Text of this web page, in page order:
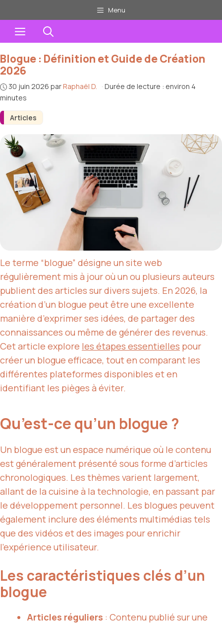
au
contenu
Menu
Menu
Articles
Blogue : Définition et Guide de Création
2026
30 juin 2026 parRaphaël D. · Durée de lecture : environ 4
minutes
Le terme “blogue” désigne un site web
régulièrement mis à jour où un ou plusieurs auteurs
publient des articles sur divers sujets. En 2026, la
création d’un blogue peut être une excellente
manière d’exprimer ses idées, de partager des
connaissances ou même de générer des revenus.
Cet article explore les étapes essentielles pour
créer un blogue efficace, tout en comparant les
différentes plateformes disponibles et en
identifiant les pièges à éviter.
Qu’est-ce qu’un blogue ?
Un blogue est un espace numérique où le contenu
est généralement présenté sous forme d’articles
chronologiques. Les thèmes varient largement,
allant de la cuisine à la technologie, en passant par
le développement personnel. Les blogues peuvent
également inclure des éléments multimédias tels
que des vidéos et des images pour enrichir
l’expérience utilisateur.
Les caractéristiques clés d’un
blogue
Articles réguliers : Contenu publié sur une